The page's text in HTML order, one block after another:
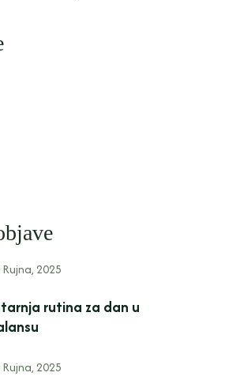
Rujna, 2025
rutina za dan u
Rujna, 2025